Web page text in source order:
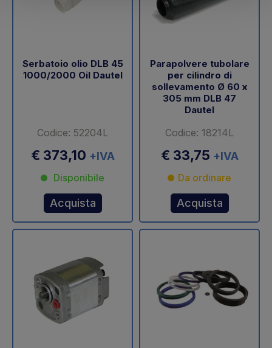
Serbatoio olio DLB 45
1000/2000 Oil Dautel
Codice: 52204L
€ 373,10 +IVA
Disponibile
Acquista
Parapolvere tubolare
per cilindro di
sollevamento Ø 60 x
305 mm DLB 47
Dautel
Codice: 18214L
€ 33,75 +IVA
Da ordinare
Acquista